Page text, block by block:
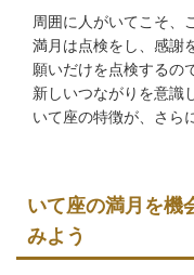
周囲に人がいてこそ、
満月は点検をし、感謝
願いだけを点検するの
新しいつながりを意識
いて座の特徴が、さら
いて座の満月を機
みよう